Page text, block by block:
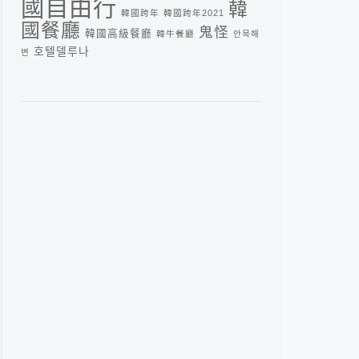
國自由行 韓國跨年 韓國跨年2021
韓
國餐廳 韓國高級餐廳 韓牛餐廳 鬼怪 안목해
변
호텔델루나